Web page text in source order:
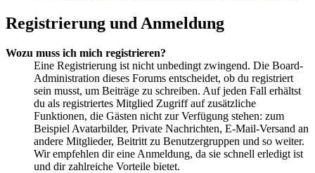
Registrierung und Anmeldung
Wozu muss ich mich registrieren?
Eine Registrierung ist nicht unbedingt zwingend. Die Board-
Administration dieses Forums entscheidet, ob du registriert
sein musst, um Beiträge zu schreiben. Auf jeden Fall erhältst
du als registriertes Mitglied Zugriff auf zusätzliche
Funktionen, die Gästen nicht zur Verfügung stehen: zum
Beispiel Avatarbilder, Private Nachrichten, E-Mail-Versand an
andere Mitglieder, Beitritt zu Benutzergruppen und so weiter.
Wir empfehlen dir eine Anmeldung, da sie schnell erledigt ist
und dir zahlreiche Vorteile bietet.